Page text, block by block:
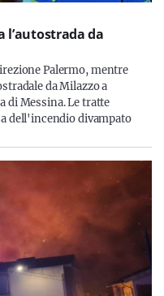
l’autostrada da
Palermo, mentre
da Milazzo a
di Messina. Le tratte
dell'incendio divampato